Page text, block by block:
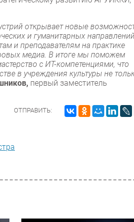
открывает новые
и гуманитарных
и преподавателям на практике
медиа. В итоге мы поможем
с ИТ-компетенциями, что
в учреждения культуры не
первый заместитель
ОТПРАВИТЬ: